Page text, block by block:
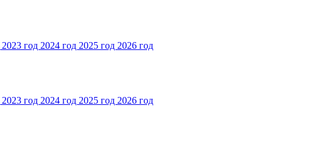
2023 год 2024 год 2025 год 2026 год
2023 год 2024 год 2025 год 2026 год